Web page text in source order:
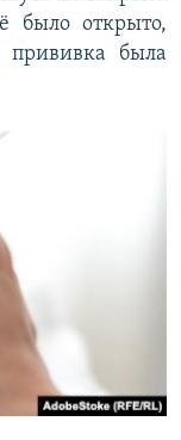
было открыто,
была